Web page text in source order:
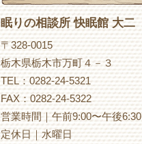
眠りの相談所 快眠館 大二
〒328-0015
栃木県栃木市万町４－３
TEL：0282-24-5321
FAX：0282-24-5322
営業時間｜午前9:00〜午後6:30
定休日｜水曜日